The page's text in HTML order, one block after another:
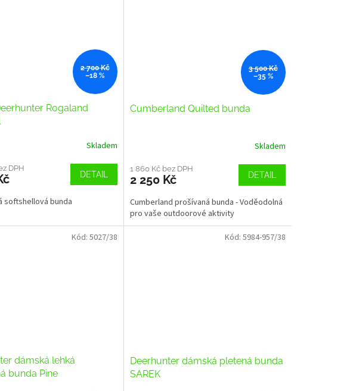
2 700 Kč
–18 %
Rogaland
Skladem
DPH
DETAIL
softshellová bunda
3 500 Kč
–35 %
Cumberland Quilted bunda
Skladem
1 860 Kč bez DPH
2 250 Kč DETAIL
Cumberland prošívaná bunda - Voděodolná
pro vaše outdoorové aktivity
dámská lehká
bunda Pine
Kód: 5027/38
Deerhunter dámská pletená bunda
SAREK
Kód: 5984-957/38